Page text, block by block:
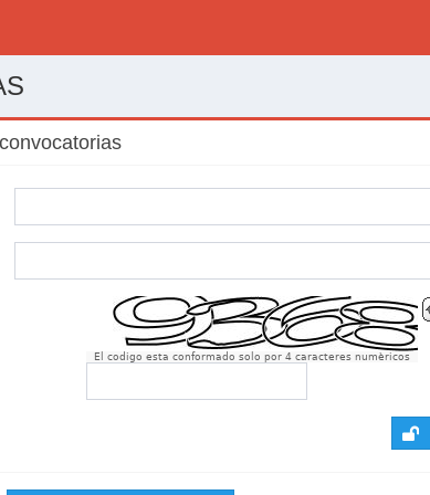
El codigo esta conformado solo por 4 caracteres numèricos